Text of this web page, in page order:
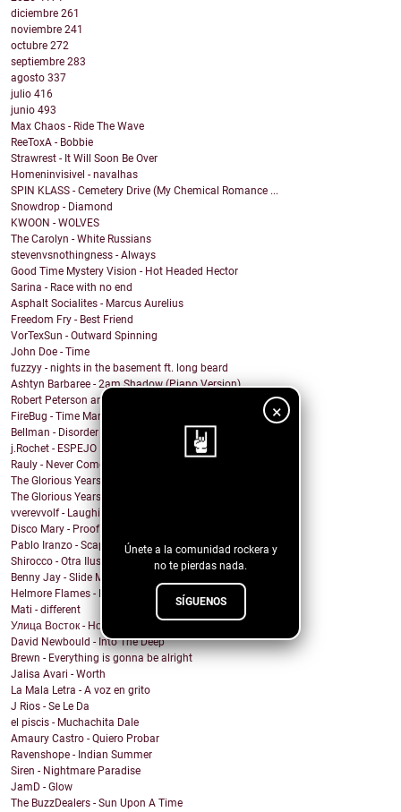
×
Únete a la comunidad rockera y
no te pierdas nada.
SÍGUENOS
diciembre 261
noviembre 241
octubre 272
septiembre 283
agosto 337
julio 416
junio 493
Max Chaos - Ride The Wave
ReeToxA - Bobbie
Strawrest - It Will Soon Be Over
Homeninvisivel - navalhas
SPIN KLASS - Cemetery Drive (My Chemical Romance ...
Snowdrop - Diamond
KWOON - WOLVES
The Carolyn - White Russians
stevenvsnothingness - Always
Good Time Mystery Vision - Hot Headed Hector
Sarina - Race with no end
Asphalt Socialites - Marcus Aurelius
Freedom Fry - Best Friend
VorTexSun - Outward Spinning
John Doe - Time
fuzzyy - nights in the basement ft. long beard
Ashtyn Barbaree - 2am Shadow (Piano Version)
Robert Peterson and The Crusade - Of All The World
FireBug - Time Marches On
Bellman - Disorder
j.Rochet - ESPEJO
Rauly - Never Come Back
The Glorious Years - Cosmic Behaviour
The Glorious Years - Sweet Imperfections
vverevvolf - Laughing Til I Cry
Disco Mary - Proof
Pablo Iranzo - Scapegoat (Single Edit)
Shirocco - Otra Ilusión
Benny Jay - Slide My Way
Helmore Flames - E Pluribus Unum
Mati - different
Улица Восток - Ночь
David Newbould - Into The Deep
Brewn - Everything is gonna be alright
Jalisa Avari - Worth
La Mala Letra - A voz en grito
J Rios - Se Le Da
el piscis - Muchachita Dale
Amaury Castro - Quiero Probar
Ravenshope - Indian Summer
Siren - Nightmare Paradise
JamD - Glow
The BuzzDealers - Sun Upon A Time